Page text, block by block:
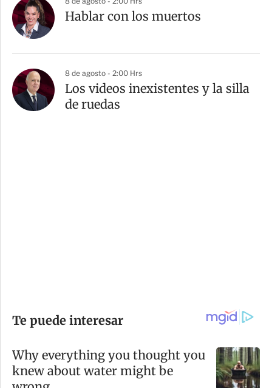
Hablar con los muertos
8 de agosto - 2:00 Hrs
Los videos inexistentes y la silla
de ruedas